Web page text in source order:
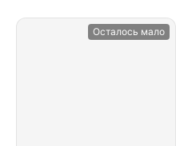
Осталось мало